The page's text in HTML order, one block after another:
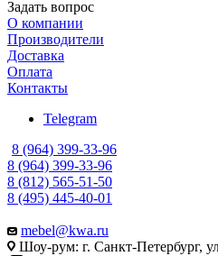
Задать вопрос
О компании
Производители
Доставка
Оплата
Контакты
Telegram
8 (964) 399-33-96
8 (964) 399-33-96
8 (812) 565-51-50
8 (495) 445-40-01
mebel@kwa.ru
Шоу-рум: г. Санкт-Петербург,